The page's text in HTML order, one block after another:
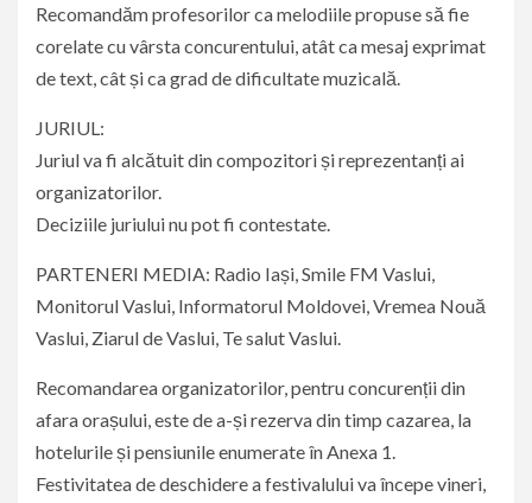
Recomandăm profesorilor ca melodiile propuse să fie
corelate cu vârsta concurentului, atât ca mesaj exprimat
de text, cât și ca grad de dificultate muzicală.
JURIUL:
Juriul va fi alcătuit din compozitori și reprezentanți ai
organizatorilor.
Deciziile juriului nu pot fi contestate.
PARTENERI MEDIA: Radio Iași, Smile FM Vaslui,
Monitorul Vaslui, Informatorul Moldovei, Vremea Nouă
Vaslui, Ziarul de Vaslui, Te salut Vaslui.
Recomandarea organizatorilor, pentru concurenții din
afara orașului, este de a-și rezerva din timp cazarea, la
hotelurile și pensiunile enumerate în Anexa 1.
Festivitatea de deschidere a festivalului va începe vineri,